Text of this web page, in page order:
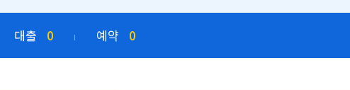
대출 0 예약 0